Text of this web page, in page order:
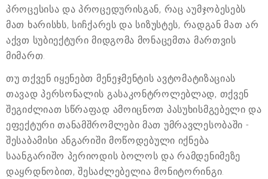
პროცესისა და პროცედურისგან, რაც აუმჯობესებს
მათ ხარისხს, სიჩქარეს და სიზუსტეს, რადგან მათ არ
აქვთ სუბიექტური მიდგომა მონაცემთა მართვის
მიმართ.
თუ თქვენ იყენებთ მენეჯმენტის ავტომატიზაციას
თავად პერსონალის გასაკონტროლებლად, თქვენ
შეგიძლიათ სწრაფად ამოიცნოთ პასუხისმგებელი და
ეფექტური თანამშრომლები მათ უმრავლესობაში -
შესაბამისი ანგარიში მოწოდებული იქნება
საანგარიშო პერიოდის ბოლოს და რამდენიმეზე
დაყრდნობით, შესაძლებელია მონიტორინგი.